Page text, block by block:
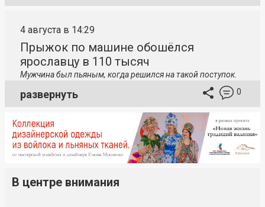
4 августа в 14:29
Прыжок по машине обошёлся
ярославцу в 110 тысяч
Мужчина был пьяным, когда решился на такой поступок.
развернуть 0
В центре внимания